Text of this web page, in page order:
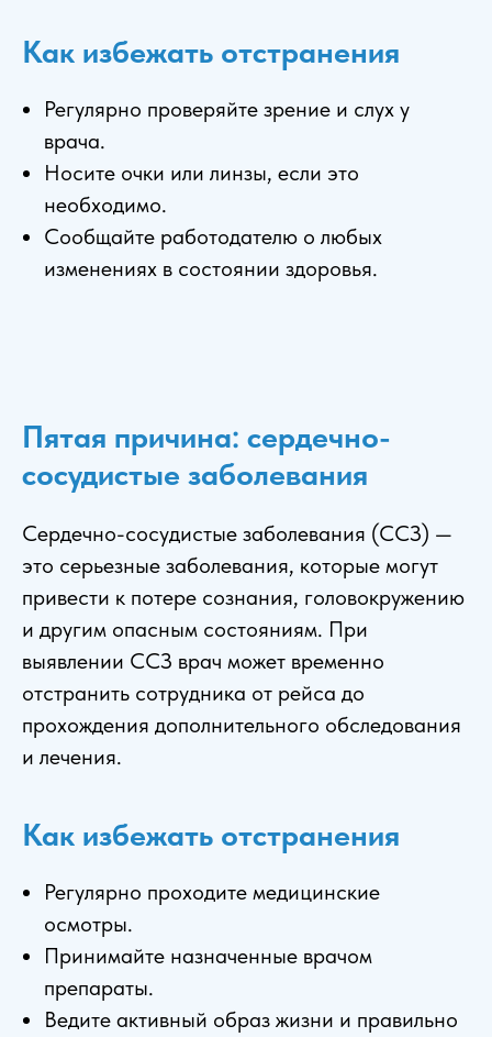
Как избежать отстранения
Регулярно проверяйте зрение и слух у
врача.
Носите очки или линзы, если это
необходимо.
Сообщайте работодателю о любых
изменениях в состоянии здоровья.
Пятая причина: сердечно-
сосудистые заболевания
Сердечно-сосудистые заболевания (ССЗ) —
это серьезные заболевания, которые могут
привести к потере сознания, головокружению
и другим опасным состояниям. При
выявлении ССЗ врач может временно
отстранить сотрудника от рейса до
прохождения дополнительного обследования
и лечения.
Как избежать отстранения
Регулярно проходите медицинские
осмотры.
Принимайте назначенные врачом
препараты.
Ведите активный образ жизни и правильно